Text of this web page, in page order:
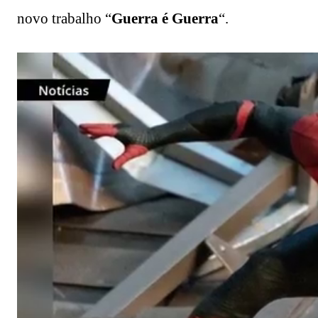
novo trabalho “Guerra é Guerra“.